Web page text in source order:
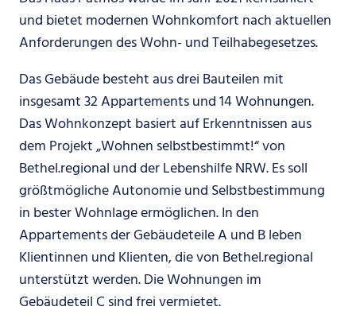
und bietet modernen Wohnkomfort nach aktuellen
Anforderungen des Wohn- und Teilhabegesetzes.
Das Gebäude besteht aus drei Bauteilen mit
insgesamt 32 Appartements und 14 Wohnungen.
Das Wohnkonzept basiert auf Erkenntnissen aus
dem Projekt „Wohnen selbstbestimmt!“ von
Bethel.regional und der Lebenshilfe NRW. Es soll
größtmögliche Autonomie und Selbstbestimmung
in bester Wohnlage ermöglichen. In den
Appartements der Gebäudeteile A und B leben
Klientinnen und Klienten, die von Bethel.regional
unterstützt werden. Die Wohnungen im
Gebäudeteil C sind frei vermietet.